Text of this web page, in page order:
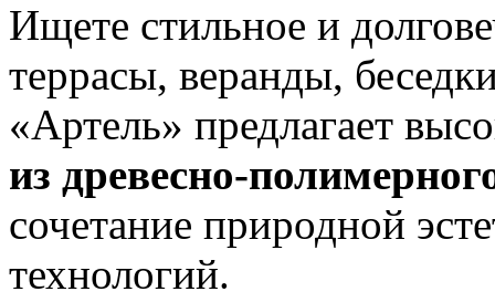
Ищете стильное и
террасы, веранды,
«Артель» предлагает
из
сочетание природной
технологий.